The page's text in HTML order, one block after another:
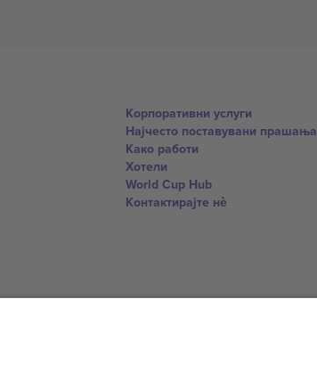
Корпоративни услуги
Најчесто поставувани прашања
Како работи
Хотели
World Cup Hub
Контактирајте нѐ